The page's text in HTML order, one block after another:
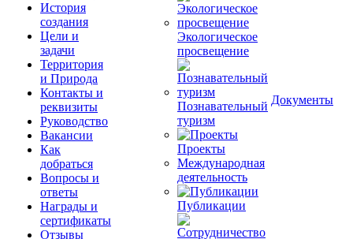
История
создания
Цели и
задачи
Территория
и Природа
Контакты и
реквизиты
Руководство
Вакансии
Как
добраться
Вопросы и
ответы
Награды и
сертификаты
Отзывы
Экологическое
просвещение
Познавательный
туризм
Проекты
Международная
деятельность
Публикации
Документы